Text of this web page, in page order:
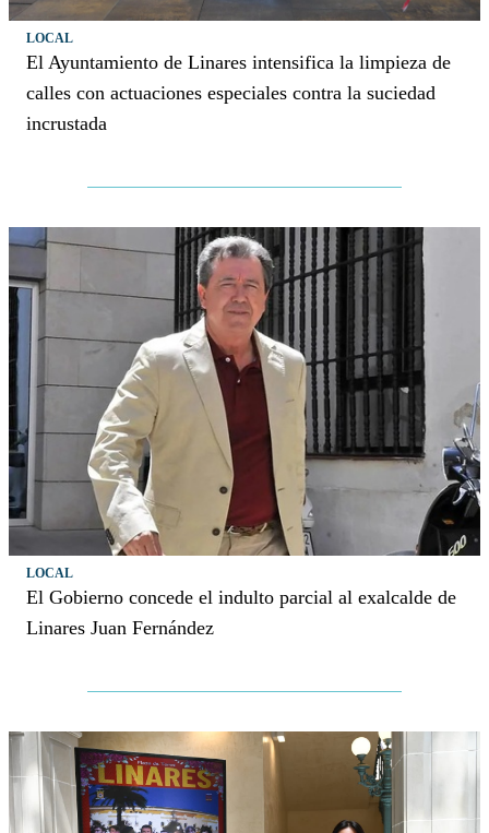
LOCAL
El Ayuntamiento de Linares intensifica la limpieza de
calles con actuaciones especiales contra la suciedad
incrustada
LOCAL
El Gobierno concede el indulto parcial al exalcalde de
Linares Juan Fernández